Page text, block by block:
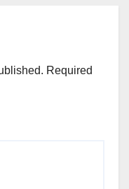
Required